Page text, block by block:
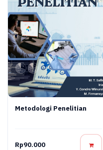
Metodologi Penelitian
Rp90.000